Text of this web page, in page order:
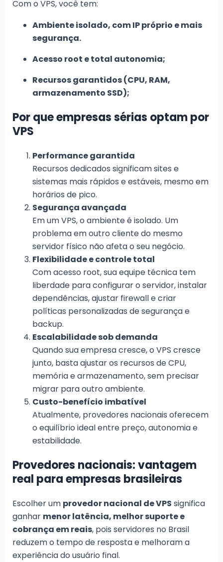
Com o VPS, você tem:
Ambiente isolado, com IP próprio e mais
segurança.
Acesso root e total autonomia;
Recursos garantidos (CPU, RAM,
armazenamento SSD);
Por que empresas sérias optam por
VPS
Performance garantida
Recursos dedicados significam sites e
sistemas mais rápidos e estáveis, mesmo em
horários de pico.
Segurança avançada
Em um VPS, o ambiente é isolado. Um
problema em outro cliente do mesmo
servidor físico não afeta o seu negócio.
Flexibilidade e controle total
Com acesso root, sua equipe técnica tem
liberdade para configurar o servidor, instalar
dependências, ajustar firewall e criar
políticas personalizadas de segurança e
backup.
Escalabilidade sob demanda
Quando sua empresa cresce, o VPS cresce
junto, basta ajustar os recursos de CPU,
memória e armazenamento, sem precisar
migrar para outro ambiente.
Custo-benefício imbatível
Atualmente, provedores nacionais oferecem
o equilíbrio ideal entre preço, autonomia e
estabilidade.
Provedores nacionais: vantagem
real para empresas brasileiras
Escolher um provedor nacional de VPS significa
ganhar menor latência, melhor suporte e
cobrança em reais, pois servidores no Brasil
reduzem o tempo de resposta e melhoram a
experiência do usuário final.